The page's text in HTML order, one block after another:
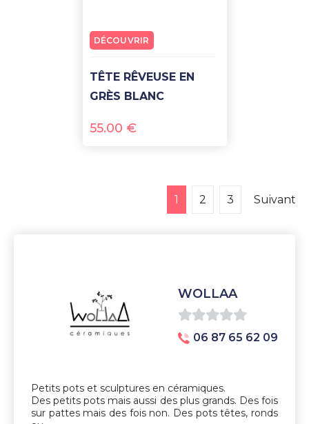
TÊTE RÊVEUSE EN
GRÈS BLANC
55.00 €
DÉCOUVRIR
1 2 3 Suivant
WOLLAA
0
06 87 65 62 09
Petits pots et sculptures en céramiques.
Des petits pots mais aussi des plus grands. Des fois
sur pattes mais des fois non. Des pots têtes, ronds